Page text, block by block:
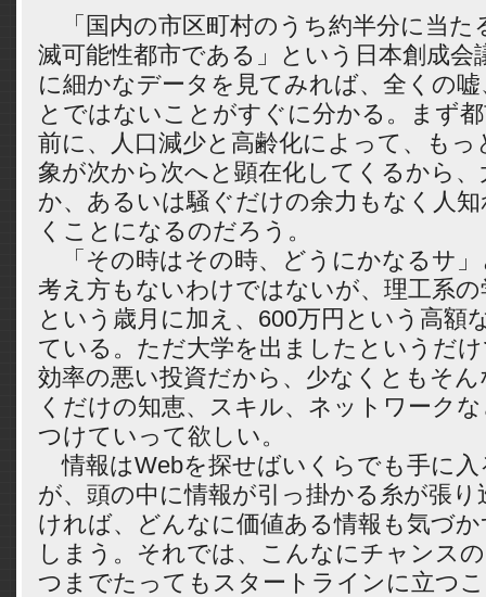
「国内の市区町村のうち約半分に当た
滅可能性都市である」という日本創成会
に細かなデータを見てみれば、全くの
とではないことがすぐに分かる。まず
前に、人口減少と高齢化によって、も
象が次から次へと顕在化してくるから
か、あるいは騒ぐだけの余力もなく人
くことになるのだろう。
「その時はその時、どうにかなるサ」
考え方もないわけではないが、理工系
という歳月に加え、600万円という高額
ている。ただ大学を出ましたというだ
効率の悪い投資だから、少なくともそ
くだけの知恵、スキル、ネットワーク
つけていって欲しい。
情報はWebを探せばいくらでも手に入
が、頭の中に情報が引っ掛かる糸が張
ければ、どんなに価値ある情報も気づ
しまう。それでは、こんなにチャンス
つまでたってもスタートラインに立つ